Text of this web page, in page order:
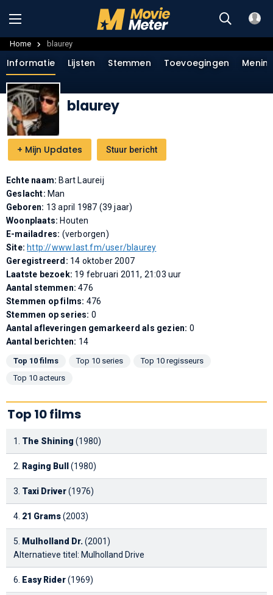
Home blaurey
+ Mijn Updates Stuur bericht
Informatie Lijsten Stemmen Toevoegingen
blaurey
Echte naam: Bart Laureij
Geslacht: Man
Geboren: 13 april 1987 (39 jaar)
Woonplaats: Houten
E-mailadres: (verborgen)
Site: http://www.last.fm/user/blaurey
Geregistreerd: 14 oktober 2007
Laatste bezoek: 19 februari 2011, 21:03 uur
Aantal stemmen:476
Stemmen op films: 476
Stemmen op series: 0
Aantal afleveringen gemarkeerd als gezien: 0
Aantal berichten: 14
Top 10 films Top 10 series
Top 10 regisseurs
Top 10 acteurs
Top 10 films
1. The Shining (1980)
2. Raging Bull (1980)
3. Taxi Driver(1976)
4. 21 Grams(2003)
5. Mulholland Dr.(2001)
Alternatieve titel: Mulholland Drive
6. Easy Rider(1969)